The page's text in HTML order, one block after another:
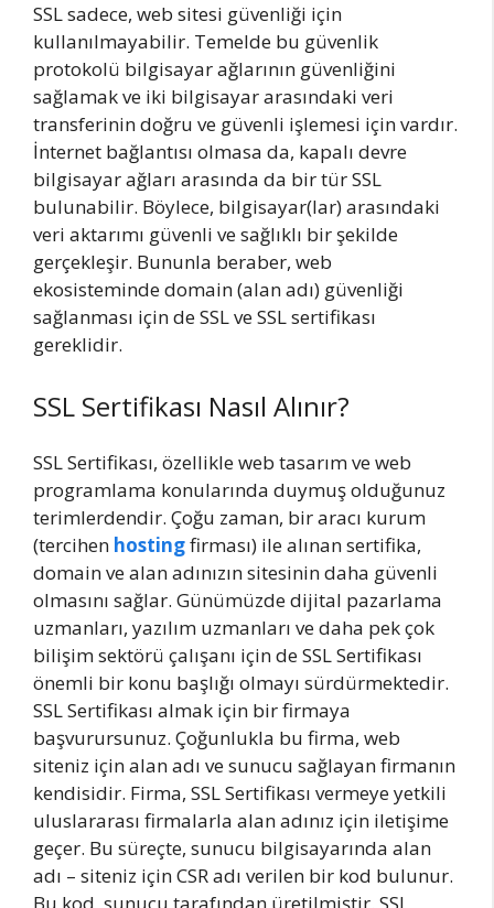
SSL sadece, web sitesi güvenliği için
kullanılmayabilir. Temelde bu güvenlik
protokolü bilgisayar ağlarının güvenliğini
sağlamak ve iki bilgisayar arasındaki veri
transferinin doğru ve güvenli işlemesi için vardır.
İnternet bağlantısı olmasa da, kapalı devre
bilgisayar ağları arasında da bir tür SSL
bulunabilir. Böylece, bilgisayar(lar) arasındaki
veri aktarımı güvenli ve sağlıklı bir şekilde
gerçekleşir. Bununla beraber, web
ekosisteminde domain (alan adı) güvenliği
sağlanması için de SSL ve SSL sertifikası
gereklidir.
SSL Sertifikası Nasıl Alınır?
SSL Sertifikası, özellikle web tasarım ve web
programlama konularında duymuş olduğunuz
terimlerdendir. Çoğu zaman, bir aracı kurum
(tercihen hostingfirması) ile alınan sertifika,
domain ve alan adınızın sitesinin daha güvenli
olmasını sağlar. Günümüzde dijital pazarlama
uzmanları, yazılım uzmanları ve daha pek çok
bilişim sektörü çalışanı için de SSL Sertifikası
önemli bir konu başlığı olmayı sürdürmektedir.
SSL Sertifikası almak için bir firmaya
başvurursunuz. Çoğunlukla bu firma, web
siteniz için alan adı ve sunucu sağlayan firmanın
kendisidir. Firma, SSL Sertifikası vermeye yetkili
uluslararası firmalarla alan adınız için iletişime
geçer. Bu süreçte, sunucu bilgisayarında alan
adı – siteniz için CSR adı verilen bir kod bulunur.
Bu kod, sunucu tarafından üretilmiştir. SSL